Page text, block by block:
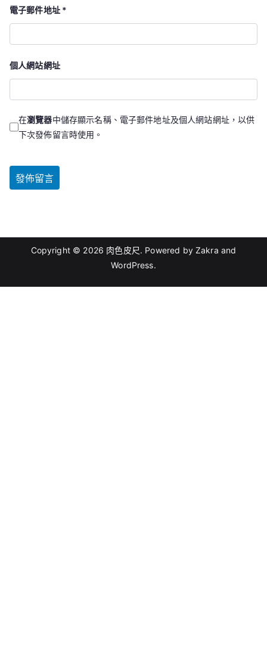
電子郵件地址 *
個人網站網址
在瀏覽器中儲存顯示名稱、電子郵件地址及個人網站網址，以供
下次發佈留言時使用。
Copyright © 2026 肉色皮尺. Powered by Zakra and
WordPress.